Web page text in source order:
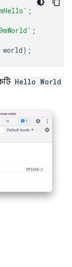
;
;
world);
Hello World